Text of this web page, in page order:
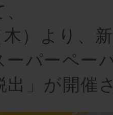
）より、
ーパーペー
出」が開催